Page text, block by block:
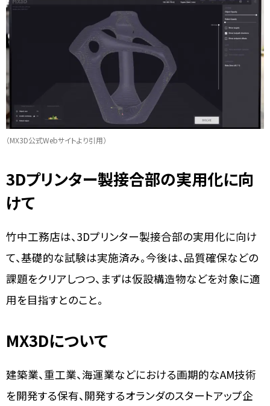
（MX3D公式Webサイトより引用）
3Dプリンター製接合部の実用化に向
けて
竹中工務店は、3Dプリンター製接合部の実用化に向け
て、基礎的な試験は実施済み。今後は、品質確保などの
課題をクリアしつつ、まずは仮設構造物などを対象に適
用を目指すとのこと。
MX3Dについて
建築業、重工業、海運業などにおける画期的なAM技術
を開発する保有、開発するオランダのスタートアップ企